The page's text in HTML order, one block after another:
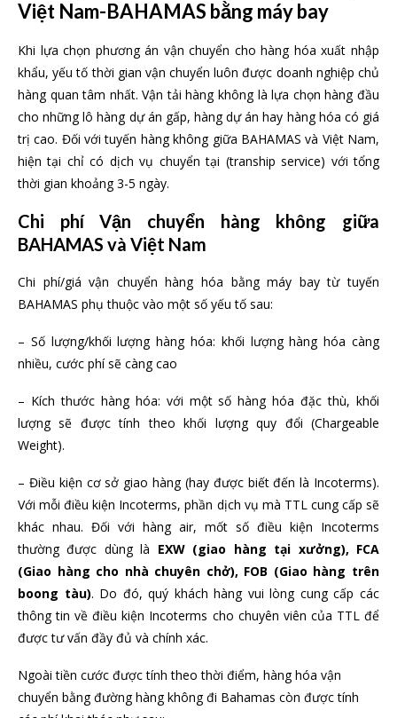
Việt Nam-BAHAMAS bằng máy bay
Khi lựa chọn phương án vận chuyển cho hàng hóa xuất nhập
khẩu, yếu tố thời gian vận chuyển luôn được doanh nghiệp chủ
hàng quan tâm nhất. Vận tải hàng không là lựa chọn hàng đầu
cho những lô hàng dự án gấp, hàng dự án hay hàng hóa có giá
trị cao. Đối với tuyến hàng không giữa BAHAMAS và Việt Nam,
hiện tại chỉ có dịch vụ chuyển tại (tranship service) với tổng
thời gian khoảng 3-5 ngày.
Chi phí Vận chuyển hàng không giữa
BAHAMAS và Việt Nam
Chi phí/giá vận chuyển hàng hóa bằng máy bay từ tuyến
BAHAMAS phụ thuộc vào một số yếu tố sau:
– Số lượng/khối lượng hàng hóa: khối lượng hàng hóa càng
nhiều, cước phí sẽ càng cao
– Kích thước hàng hóa: với một số hàng hóa đặc thù, khối
lượng sẽ được tính theo khối lượng quy đổi (Chargeable
Weight).
– Điều kiện cơ sở giao hàng (hay được biết đến là Incoterms).
Với mỗi điều kiện Incoterms, phần dịch vụ mà TTL cung cấp sẽ
khác nhau. Đối với hàng air, mốt số điều kiện Incoterms
thường được dùng là EXW (giao hàng tại xưởng), FCA
(Giao hàng cho nhà chuyên chở), FOB (Giao hàng trên
boong tàu). Do đó, quý khách hàng vui lòng cung cấp các
thông tin về điều kiện Incoterms cho chuyên viên của TTL để
được tư vấn đầy đủ và chính xác.
Ngoài tiền cước được tính theo thời điểm, hàng hóa vận
chuyển bằng đường hàng không đi Bahamas còn được tính